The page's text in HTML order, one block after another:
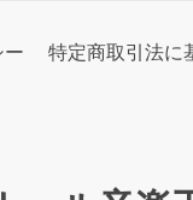
ー 特定商取引法に